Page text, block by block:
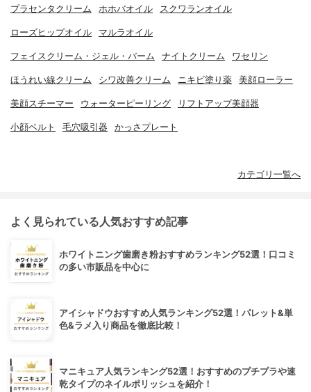
プラセンタクリーム ホホバオイル スクワランオイル
ローズヒップオイル マルラオイル
フェイスクリーム・ジェル・バーム ナイトクリーム ワセリン
ほうれい線クリーム シワ改善クリーム ニキビ塗り薬 美顔ローラー
美顔スチーマー ウォーターピーリング リフトアップ美顔器
小顔ベルト 毛穴吸引器 かっさプレート
カテゴリ一覧へ
よく見られている人気おすすめ記事
ホワイトニング歯磨き粉おすすめランキング52選！口コミ
の多い市販品を中心に
アイシャドウおすすめ人気ランキング52選！パレット&単
色&ラメ入り商品を徹底比較！
マニキュア人気ランキング52選！おすすめのプチプラや速
乾タイプのネイルポリッシュを紹介！